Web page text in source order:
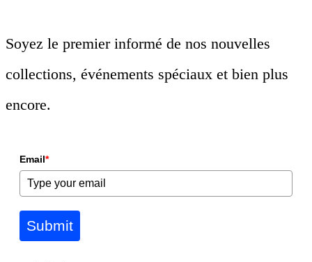
Soyez le premier informé de nos nouvelles
collections, événements spéciaux et bien plus
encore.
Email*
Submit